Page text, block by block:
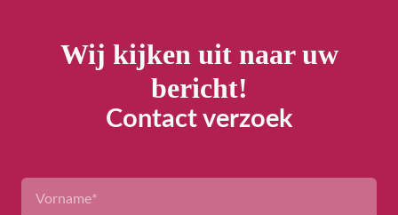
Contact verzoek
Wij kijken uit naar uw
bericht!